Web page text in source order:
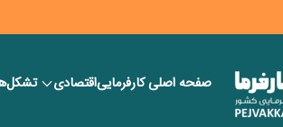
صفحه اصلیکارفرماییاقتصادی
مهلت ثبت آماری به سازمان‌های مناطق آزاد و ویژه